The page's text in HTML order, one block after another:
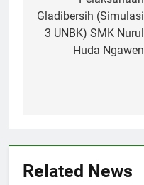
Gladibersih (Simulasi
3 UNBK) SMK Nurul
Huda Ngawen
Related News